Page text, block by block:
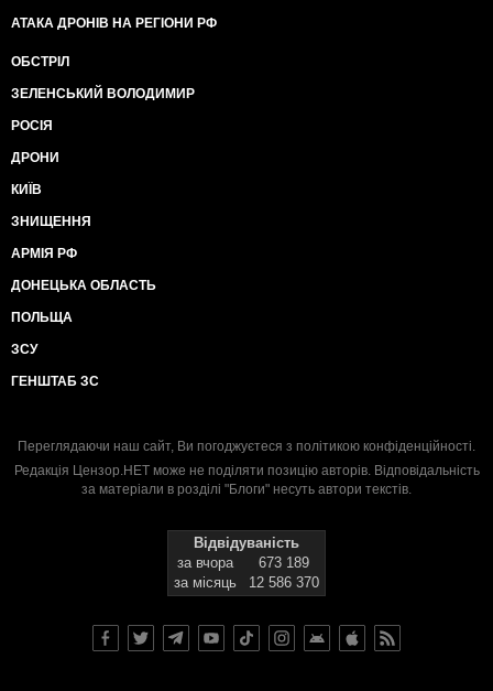
АТАКА ДРОНІВ НА РЕГІОНИ РФ
ОБСТРІЛ
ЗЕЛЕНСЬКИЙ ВОЛОДИМИР
РОСІЯ
ДРОНИ
КИЇВ
ЗНИЩЕННЯ
АРМІЯ РФ
ДОНЕЦЬКА ОБЛАСТЬ
ПОЛЬЩА
ЗСУ
ГЕНШТАБ ЗС
Переглядаючи наш сайт, Ви погоджуєтеся з політикою конфіденційності.
Редакція Цензор.НЕТ може не поділяти позицію авторів. Відповідальність
за матеріали в розділі "Блоги" несуть автори текстів.
Відвідуваність
за вчора
673 189
за місяць
12 586 370